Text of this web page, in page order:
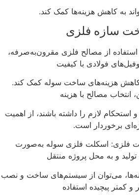
به کاهش هزینه‌ها کمک کند.
سازه فلزی
از مصالح فلزی مقرون‌به‌صرفه،
فولادی با کیفیت
کاهش هزینه‌های ساخت سوله کمک کند.
انتخاب مصالح با هزینه
استحکام لازم را داشته باشند، از اهمیت
برخوردار است.
اسکلت فلزی سوله به‌صورت
و به محل پروژه منتقل
می‌توان از سیستم‌های ساخت و نصب
و کمتر پیچیده استفاده